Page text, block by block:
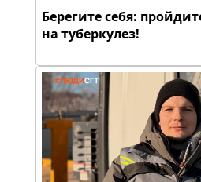
Берегите себя:
на туберкулез!